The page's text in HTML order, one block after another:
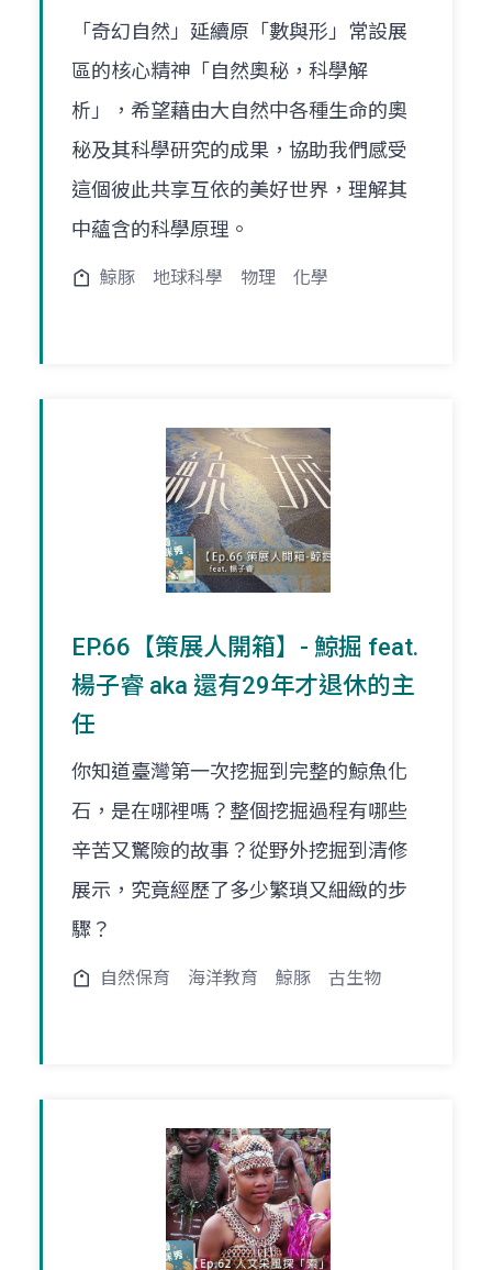
「奇幻自然」延續原「數與形」常設展
區的核心精神「自然奧秘，科學解
析」，希望藉由大自然中各種生命的奧
秘及其科學研究的成果，協助我們感受
這個彼此共享互依的美好世界，理解其
中蘊含的科學原理。
鯨豚 地球科學 物理 化學
EP.66【策展人開箱】- 鯨掘 feat.
楊子睿 aka 還有29年才退休的主
任
你知道臺灣第一次挖掘到完整的鯨魚化
石，是在哪裡嗎？整個挖掘過程有哪些
辛苦又驚險的故事？從野外挖掘到清修
展示，究竟經歷了多少繁瑣又細緻的步
驟？
自然保育 海洋教育 鯨豚 古生物